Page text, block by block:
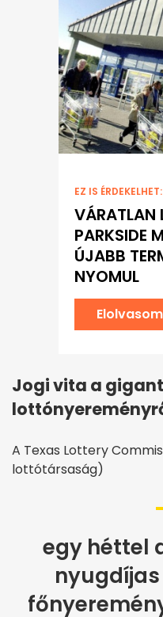
EZ IS ÉRDEKELHET:
VÁRATLAN
PARKSIDE
ÚJABB
NYOMUL
Elolvasom
Jogi vita a
A Texas Lottery
lottótársaság)
egy héttel